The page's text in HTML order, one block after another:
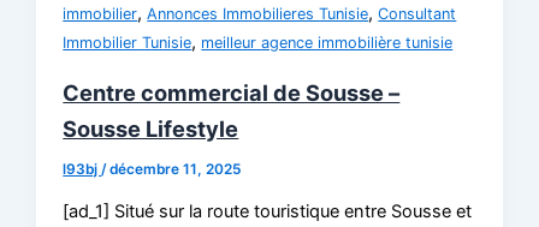
immobilier,Annonces Immobilieres Tunisie,Consultant
Immobilier Tunisie, meilleur agence immobilière tunisie
Centre commercial de Sousse –
Sousse Lifestyle
l93bj /décembre 11, 2025
[ad_1] Situé sur la route touristique entre Sousse et